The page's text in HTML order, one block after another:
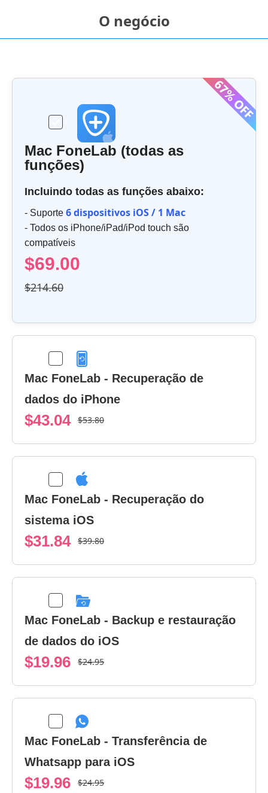
O negócio
Mac FoneLab (todas as
funções)
Incluindo todas as funções abaixo:
- Suporte 6 dispositivos iOS / 1 Mac
- Todos os iPhone/iPad/iPod touch são
compatíveis
$69.00
$214.60
Mac FoneLab - Recuperação de
dados do iPhone
$43.04 $53.80
Mac FoneLab - Recuperação do
sistema iOS
$31.84 $39.80
Mac FoneLab - Backup e restauração
de dados do iOS
$19.96 $24.95
Mac FoneLab - Transferência de
Whatsapp para iOS
$19.96 $24.95